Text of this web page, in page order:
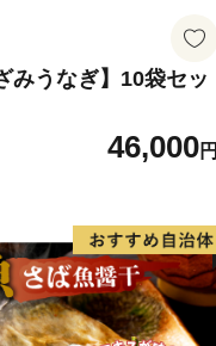
みうなぎ】10袋セッ
46,000円